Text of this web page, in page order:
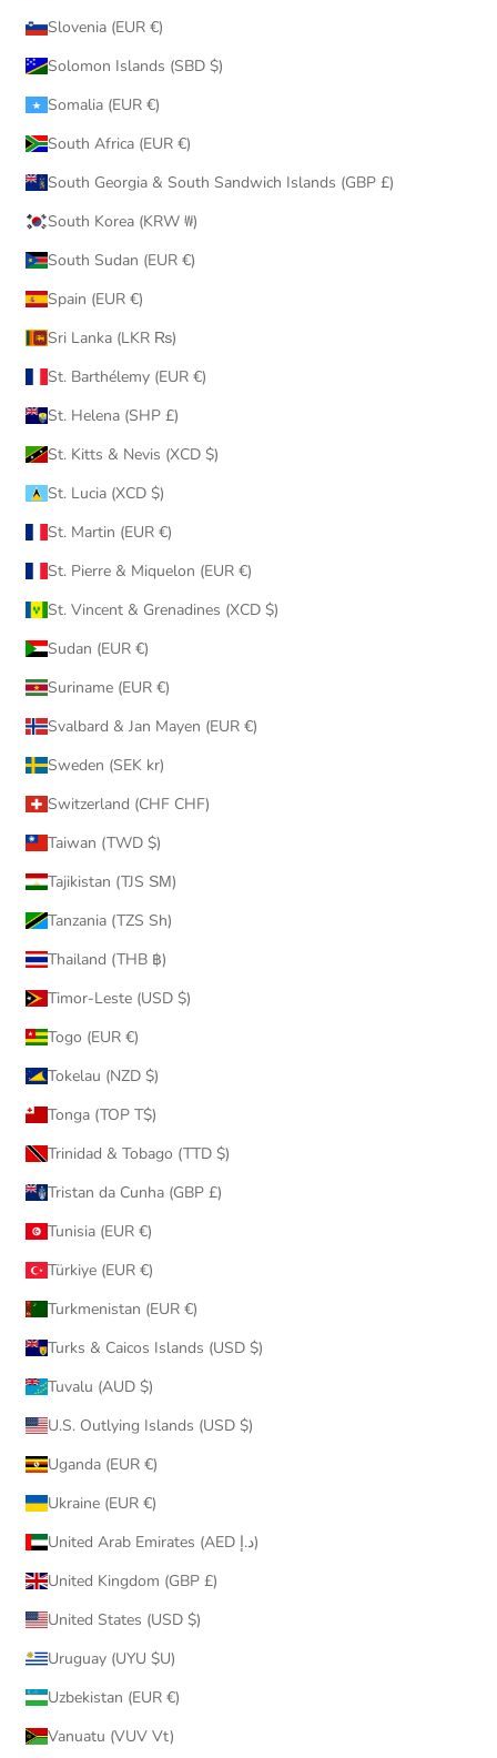
Slovenia (EUR €)
Solomon Islands (SBD $)
Somalia (EUR €)
South Africa (EUR €)
South Georgia & South Sandwich Islands (GBP £)
South Korea (KRW ₩)
South Sudan (EUR €)
Spain (EUR €)
Sri Lanka (LKR ₨)
St. Barthélemy (EUR €)
St. Helena (SHP £)
St. Kitts & Nevis (XCD $)
St. Lucia (XCD $)
St. Martin (EUR €)
St. Pierre & Miquelon (EUR €)
St. Vincent & Grenadines (XCD $)
Sudan (EUR €)
Suriname (EUR €)
Svalbard & Jan Mayen (EUR €)
Sweden (SEK kr)
Switzerland (CHF CHF)
Taiwan (TWD $)
Tajikistan (TJS ЅМ)
Tanzania (TZS Sh)
Thailand (THB ฿)
Timor-Leste (USD $)
Togo (EUR €)
Tokelau (NZD $)
Tonga (TOP T$)
Trinidad & Tobago (TTD $)
Tristan da Cunha (GBP £)
Tunisia (EUR €)
Türkiye (EUR €)
Turkmenistan (EUR €)
Turks & Caicos Islands (USD $)
Tuvalu (AUD $)
U.S. Outlying Islands (USD $)
Uganda (EUR €)
Ukraine (EUR €)
United Arab Emirates (AED د.إ)
United Kingdom (GBP £)
United States (USD $)
Uruguay (UYU $U)
Uzbekistan (EUR €)
Vanuatu (VUV Vt)